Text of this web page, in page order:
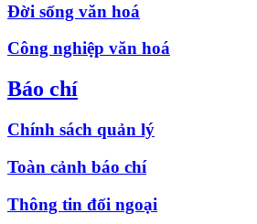
Đời sống văn hoá
Công nghiệp văn hoá
Báo chí
Chính sách quản lý
Toàn cảnh báo chí
Thông tin đối ngoại